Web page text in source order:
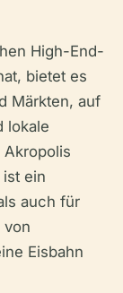
High-End-
bietet es
Märkten, auf
lokale
ein
auch für
von
Eisbahn